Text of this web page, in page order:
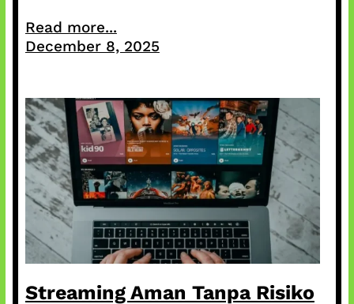
Read more...
December 8, 2025
Streaming Aman Tanpa Risiko